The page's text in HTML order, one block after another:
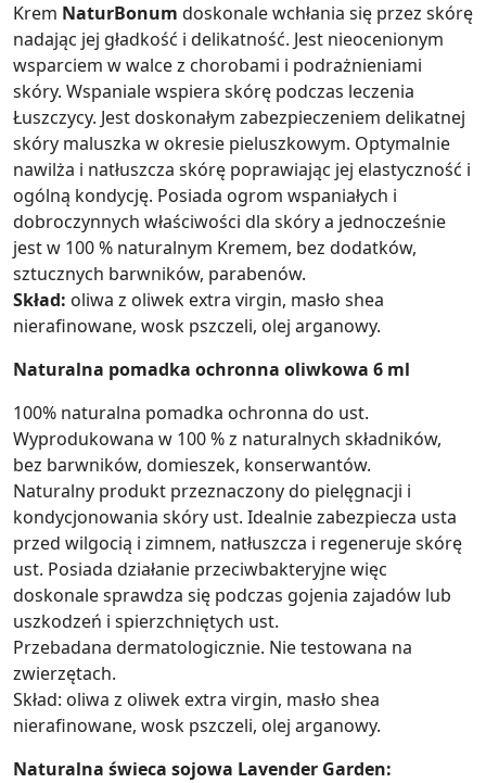
Krem NaturBonum doskonale wchłania się przez skórę
nadając jej gładkość i delikatność. Jest nieocenionym
wsparciem w walce z chorobami i podrażnieniami
skóry. Wspaniale wspiera skórę podczas leczenia
Łuszczycy. Jest doskonałym zabezpieczeniem delikatnej
skóry maluszka w okresie pieluszkowym. Optymalnie
nawilża i natłuszcza skórę poprawiając jej elastyczność i
ogólną kondycję. Posiada ogrom wspaniałych i
dobroczynnych właściwości dla skóry a jednocześnie
jest w 100 % naturalnym Kremem, bez dodatków,
sztucznych barwników, parabenów.
Skład: oliwa z oliwek extra virgin, masło shea
nierafinowane, wosk pszczeli, olej arganowy.
Naturalna pomadka ochronna oliwkowa 6 ml
100% naturalna pomadka ochronna do ust.
Wyprodukowana w 100 % z naturalnych składników,
bez barwników, domieszek, konserwantów.
Naturalny produkt przeznaczony do pielęgnacji i
kondycjonowania skóry ust. Idealnie zabezpiecza usta
przed wilgocią i zimnem, natłuszcza i regeneruje skórę
ust. Posiada działanie przeciwbakteryjne więc
doskonale sprawdza się podczas gojenia zajadów lub
uszkodzeń i spierzchniętych ust.
Przebadana dermatologicznie. Nie testowana na
zwierzętach.
Skład: oliwa z oliwek extra virgin, masło shea
nierafinowane, wosk pszczeli, olej arganowy.
Naturalna świeca sojowa Lavender Garden: